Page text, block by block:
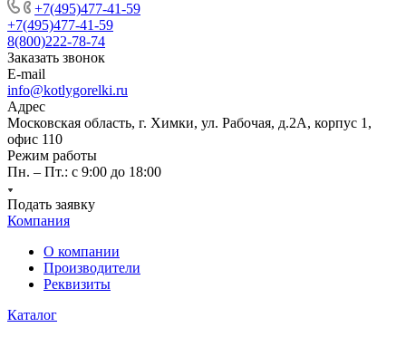
+7(495)477-41-59
+7(495)477-41-59
8(800)222-78-74
Заказать звонок
E-mail
info@kotlygorelki.ru
Адрес
Московская область, г. Химки, ул. Рабочая, д.2А, корпус 1,
офис 110
Режим работы
Пн. – Пт.: с 9:00 до 18:00
Подать заявку
Компания
О компании
Производители
Реквизиты
Каталог